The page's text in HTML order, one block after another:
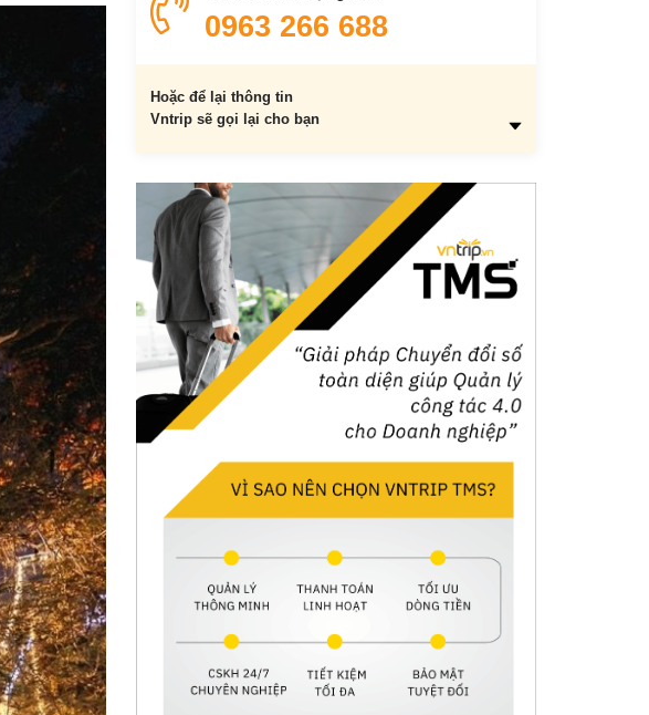
3.2. Mì gà tần Hàng Bồ
3.3. Phở gà trộn Phủ Doãn
3.5. Mì vằn thắn Bình Tây
3.6. Bánh cuốn Hà Trung
3.8. Chân gà nướng mật ong Lý Văn Phức
0963 266 688
Hoặc để lại thông tin
Vntrip sẽ gọi lại cho bạn